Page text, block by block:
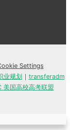
Settings
业规划 ｜ transferadm
美国高校高考联盟